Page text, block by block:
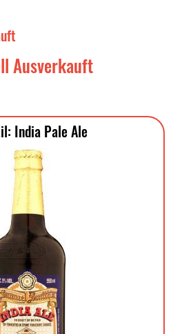
Ausverkauft
India Pale Ale